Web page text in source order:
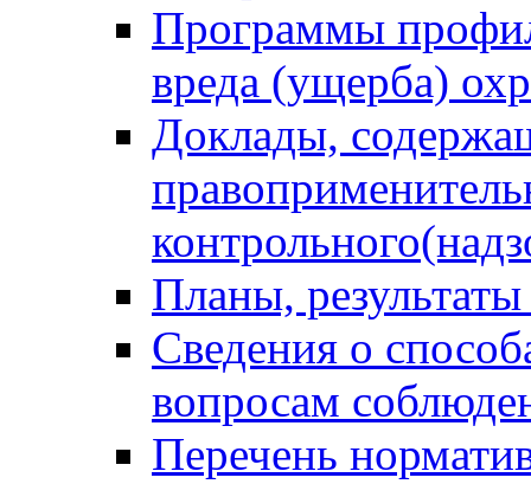
Программы
вреда (ущерба)
Доклады,
Планы,
Сведения о
вопросам
Перечень